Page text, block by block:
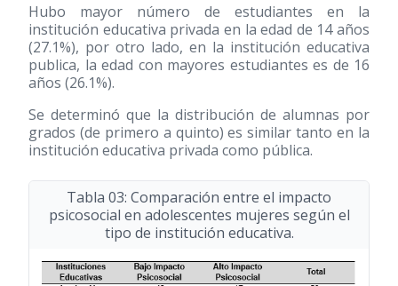
Hubo mayor número de estudiantes en la
institución educativa privada en la edad de 14 años
(27.1%), por otro lado, en la institución educativa
publica, la edad con mayores estudiantes es de 16
años (26.1%).
Se determinó que la distribución de alumnas por
grados (de primero a quinto) es similar tanto en la
institución educativa privada como pública.
Tabla 03: Comparación entre el impacto
psicosocial en adolescentes mujeres según el
tipo de institución educativa.